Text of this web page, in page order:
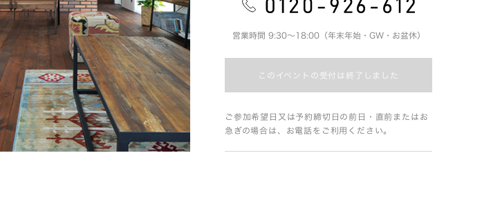
営業時間 9:30～18:00（年末年始・GW・お盆休）
このイベントの受付は終了しました
ご参加希望日又は予約締切日の前日・直前またはお
急ぎの場合は、お電話をご利用ください。